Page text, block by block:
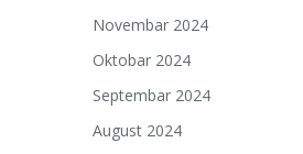
Novembar 2024
Oktobar 2024
Septembar 2024
August 2024